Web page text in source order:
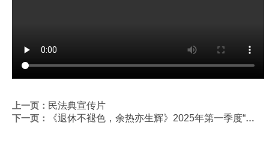
上一页： 民法典宣传片
下一页：
《退休不褪色，余热亦生辉》2025年第一季度“广东好人”——陈德善